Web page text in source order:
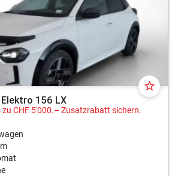
star_border
156 LX
zu CHF 5'000.– Zusatzrabatt sichern.